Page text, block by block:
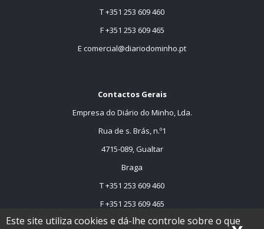
T +351 253 609 460
F +351 253 609 465
E comercial@diariodominho.pt
Contactos Gerais
Empresa do Diário do Minho, Lda.
Rua de s. Brás, n.º1
4715-089, Gualtar
Braga
T +351 253 609 460
F +351 253 609 465
Ecomercial@dmtv.pt
Este site utiliza cookies e dá-lhe controle sobre o que